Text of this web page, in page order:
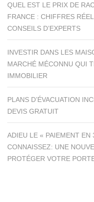
QUEL EST LE PRIX DE
FRANCE : CHIFFRES
CONSEILS D’EXPERTS
INVESTIR DANS LES
MARCHÉ MÉCONNU QUI
IMMOBILIER
PLANS D’ÉVACUATION
DEVIS GRATUIT
ADIEU LE « PAIEMENT EN
CONNAISSEZ: UNE
PROTÉGER VOTRE